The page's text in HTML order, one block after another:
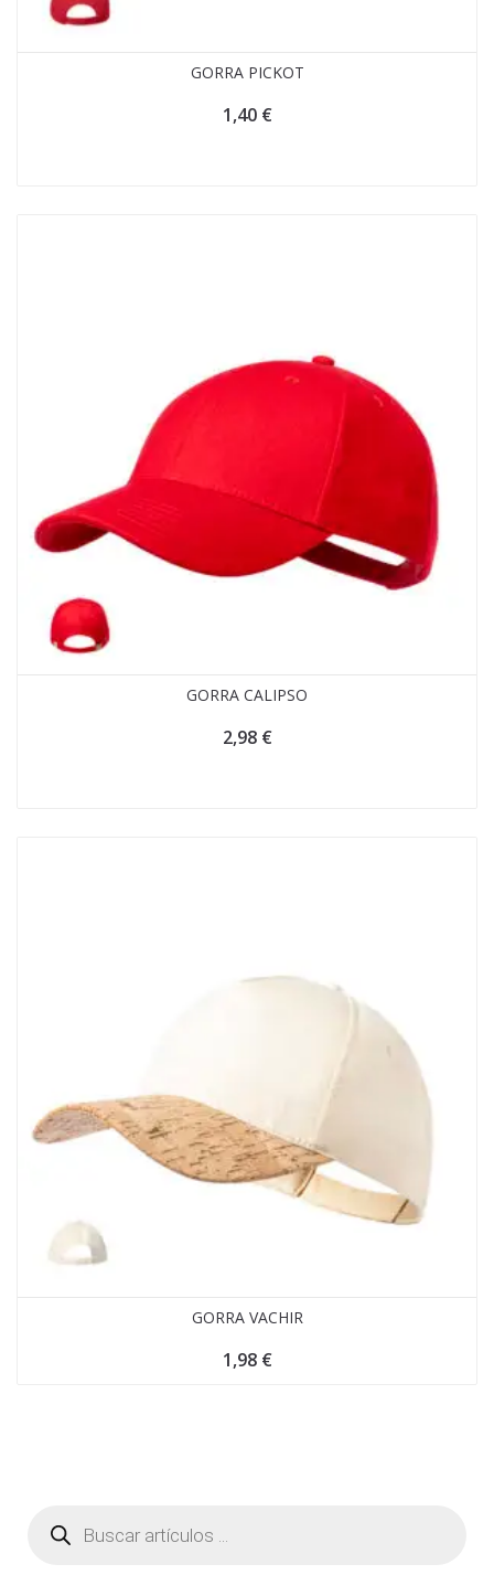
GORRA PICKOT
1,40 €
GORRA CALIPSO
2,98 €
GORRA VACHIR
1,98 €